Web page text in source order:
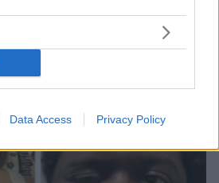
Data Access Privacy Policy